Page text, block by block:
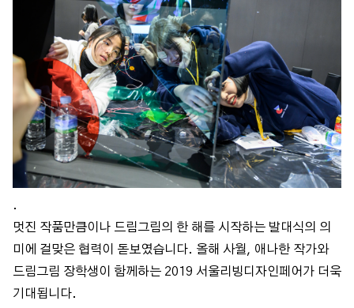
.
멋진 작품만큼이나 드림그림의 한 해를 시작하는 발대식의 의
미에 걸맞은 협력이 돋보였습니다. 올해 사월, 애나한 작가와
드림그림 장학생이 함께하는 2019 서울리빙디자인페어가 더욱
기대됩니다.